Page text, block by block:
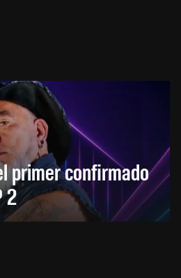
primer confirmado
2